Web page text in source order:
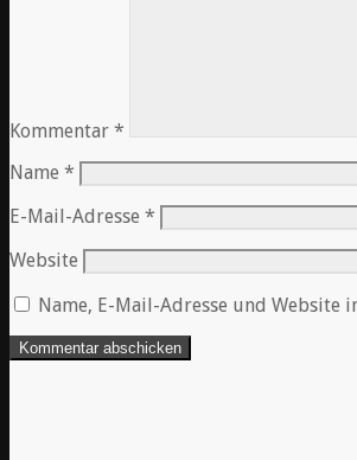
Kommentar *
Name *
E-Mail-Adresse *
Website
Name, E-Mail-Adresse und Website